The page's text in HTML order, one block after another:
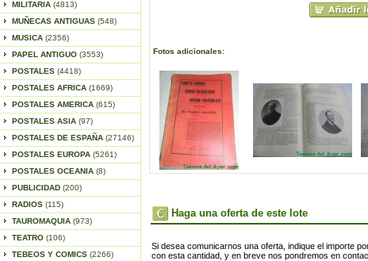
MILITARIA (4813)
MUÑECAS ANTIGUAS (548)
MUSICA (2356)
PAPEL ANTIGUO (3553)
POSTALES (4418)
POSTALES AFRICA (1669)
POSTALES AMERICA (615)
POSTALES ASIA (97)
POSTALES DE ESPAÑA (27146)
POSTALES EUROPA (5261)
POSTALES OCEANIA (8)
PUBLICIDAD (200)
RADIOS (115)
TAUROMAQUIA (973)
TEATRO (106)
TEBEOS Y COMICS (2266)
Fotos adicionales:
Haga una oferta de este lote
Si desea comunicarnos una oferta, indique el importe
con esta cantidad, y en breve nos pondremos en